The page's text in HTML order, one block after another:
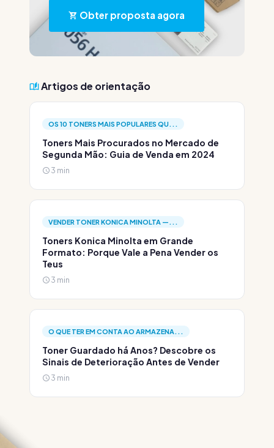
Obter proposta agora
Artigos de orientação
OS 10 TONERS MAIS POPULARES QU...
Toners Mais Procurados no Mercado de
Segunda Mão: Guia de Venda em 2024
3 min
VENDER TONER KONICA MINOLTA —...
Toners Konica Minolta em Grande
Formato: Porque Vale a Pena Vender os
Teus
3 min
O QUE TER EM CONTA AO ARMAZENA...
Toner Guardado há Anos? Descobre os
Sinais de Deterioração Antes de Vender
3 min